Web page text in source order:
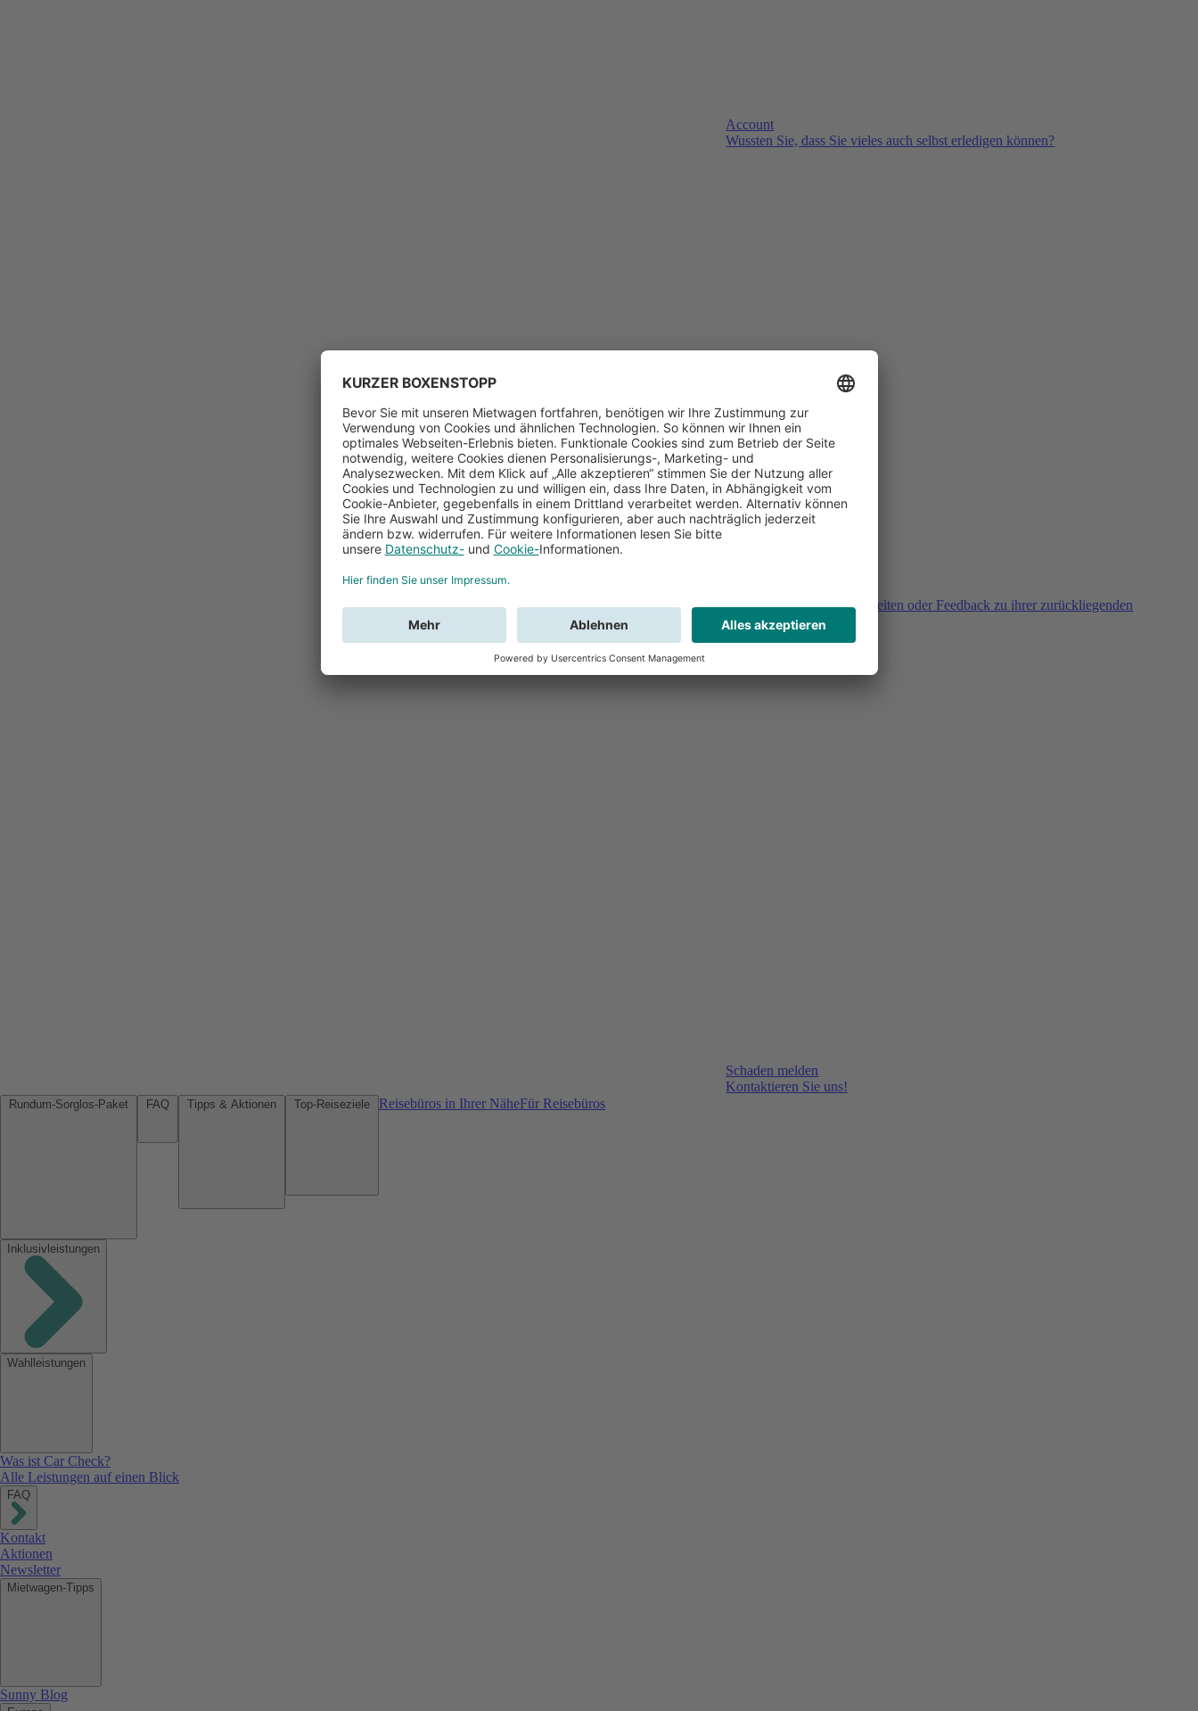
Account
Wussten Sie, dass Sie vieles auch selbst erledigen können?
Sie haben Fragen, Unklarheiten oder Feedback zu ihrer zurückliegenden
Buchung?
Schaden melden
Kontaktieren Sie uns!
Reisebüros in Ihrer NäheFür Reisebüros
Inklusivleistungen
Wahlleistungen
Was ist Car Check?
Alle Leistungen auf einen Blick
FAQ
Kontakt
Aktionen
Newsletter
Mietwagen-Tipps
Sunny Blog